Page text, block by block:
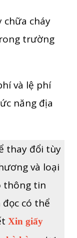
chữa cháy
trường
và lệ phí
năng địa
thay đổi tùy
và loại
thông tin
có thể
Xin giấy